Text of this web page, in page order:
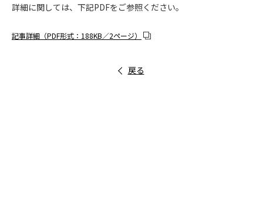
詳細に関しては、下記PDFをご参照ください。
記事詳細（PDF形式：188KB／2ページ）
戻る